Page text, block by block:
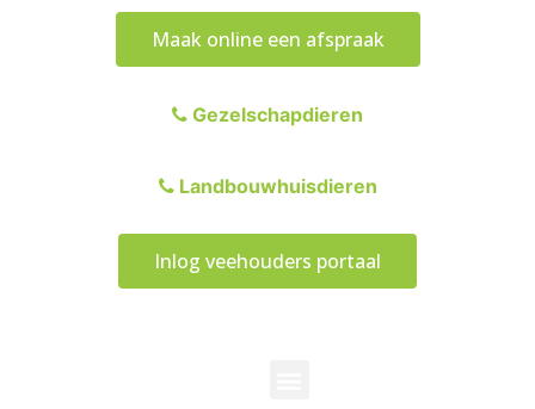
Maak online een afspraak
Gezelschapdieren
Landbouwhuisdieren
Inlog veehouders portaal